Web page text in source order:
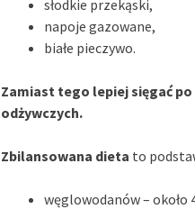
słodkie przekąski,
napoje gazowane,
białe pieczywo.
Zamiast tego lepiej sięgać
odżywczych.
Zbilansowana dieta to
węglowodanów –